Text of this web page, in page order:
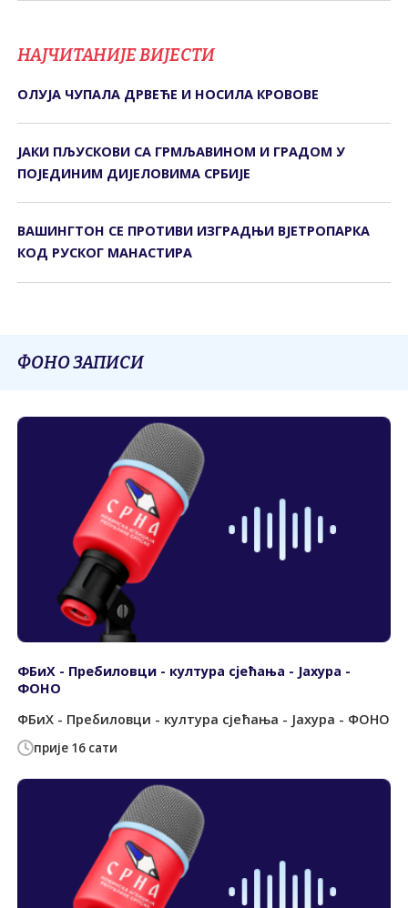
НАЈЧИТАНИЈЕ ВИЈЕСТИ
ОЛУЈА ЧУПАЛА ДРВЕЋЕ И НОСИЛА КРОВОВЕ
ЈАКИ ПЉУСКОВИ СА ГРМЉАВИНОМ И ГРАДОМ У
ПОЈЕДИНИМ ДИЈЕЛОВИМА СРБИЈЕ
ВАШИНГТОН СЕ ПРОТИВИ ИЗГРАДЊИ ВЈЕТРОПАРКА
КОД РУСКОГ МАНАСТИРА
ФОНО ЗАПИСИ
прије 16 сати
ФБиХ - Пребиловци - култура сјећања - Јахура -
ФОНО
ФБиХ - Пребиловци - култура сјећања - Јахура - ФОНО